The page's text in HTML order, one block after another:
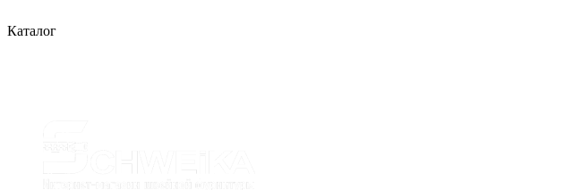
Каталог